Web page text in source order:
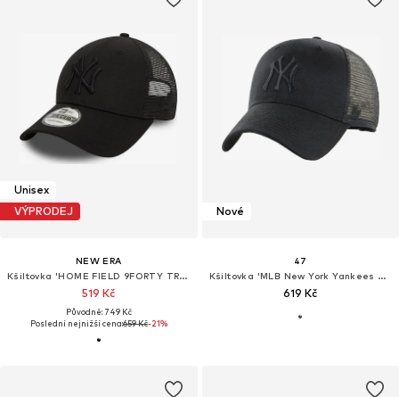
Unisex
VÝPRODEJ
NEW ERA
Kšiltovka 'HOME FIELD 9FORTY TRUCKER NEYYAN'
519 Kč
Původně: 749 Kč
Poslední nejnižší cena:659 Kč-21%
Nové
47
Kšiltovka 'MLB New York Yankees Branson'
619 Kč